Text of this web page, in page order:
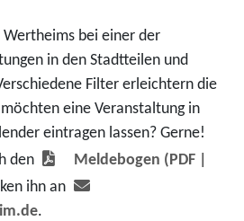
bei einer der
in den Stadtteilen und
Filter erleichtern die
eine Veranstaltung in
eintragen lassen? Gerne!
den
Meldebogen (PDF |
ihn an
.